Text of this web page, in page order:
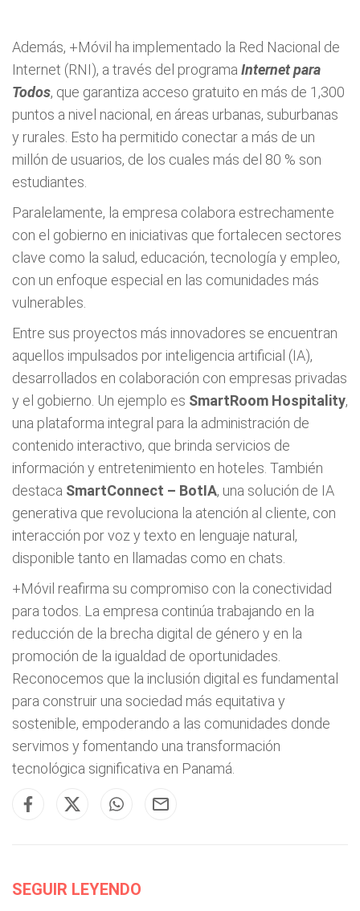
Además, +Móvil ha implementado la Red Nacional de
Internet (RNI), a través del programa Internet para
Todos, que garantiza acceso gratuito en más de 1,300
puntos a nivel nacional, en áreas urbanas, suburbanas
y rurales. Esto ha permitido conectar a más de un
millón de usuarios, de los cuales más del 80 % son
estudiantes.
Paralelamente, la empresa colabora estrechamente
con el gobierno en iniciativas que fortalecen sectores
clave como la salud, educación, tecnología y empleo,
con un enfoque especial en las comunidades más
vulnerables.
Entre sus proyectos más innovadores se encuentran
aquellos impulsados por inteligencia artificial (IA),
desarrollados en colaboración con empresas privadas
y el gobierno. Un ejemplo es SmartRoom Hospitality,
una plataforma integral para la administración de
contenido interactivo, que brinda servicios de
información y entretenimiento en hoteles. También
destaca SmartConnect – BotIA, una solución de IA
generativa que revoluciona la atención al cliente, con
interacción por voz y texto en lenguaje natural,
disponible tanto en llamadas como en chats.
+Móvil reafirma su compromiso con la conectividad
para todos. La empresa continúa trabajando en la
reducción de la brecha digital de género y en la
promoción de la igualdad de oportunidades.
Reconocemos que la inclusión digital es fundamental
para construir una sociedad más equitativa y
sostenible, empoderando a las comunidades donde
servimos y fomentando una transformación
tecnológica significativa en Panamá.
SEGUIR LEYENDO